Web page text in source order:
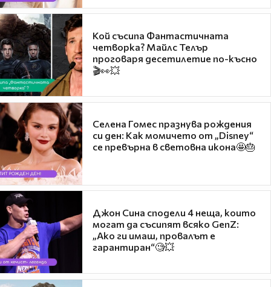
Кой съсипа Фантастичната
четворка? Майлс Телър
проговаря десетилетие по-късно
🎬👀💥
Селена Гомес празнува рождения
си ден: Как момичето от „Disney“
се превърна в световна икона🤩🎂
Джон Сина сподели 4 неща, които
могат да съсипят всяко GenZ:
„Ако ги имаш, провалът е
гарантиран“🧐💥